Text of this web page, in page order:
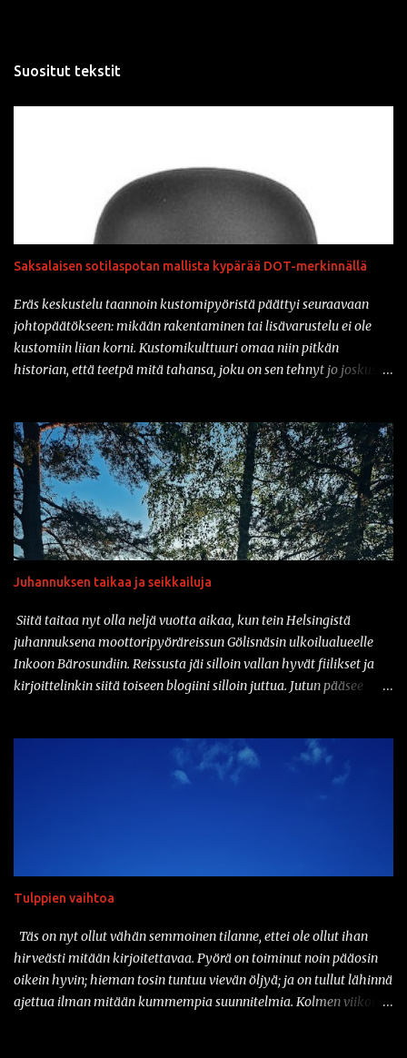
Suositut tekstit
Saksalaisen sotilaspotan mallista kypärää DOT-merkinnällä
Eräs keskustelu taannoin kustomipyöristä päättyi seuraavaan
johtopäätökseen: mikään rakentaminen tai lisävarustelu ei ole
kustomiin liian korni. Kustomikulttuuri omaa niin pitkän
historian, että teetpä mitä tahansa, joku on sen tehnyt jo joskus
parin vuoden sisään nähtyä mm. prätkäliivi, mikä oli päällystetty
kokonaan kaljatölkin avausklipsuilla ja muuta vastaavaa.
Natsikypärä on ollut varsinkin sarjakuvissa ja pilapiirroksissa
varsin tyypillinen päähine klisheisillä moottoripyöräkerholaisilla.
Suomessa sotilaspotassa ajaminen ei kuitenkaan ole ollut
luvallista kypärien turvastandardien takia. Mutta nyt asiaan on
saatavilla korjausta: amerikkalainen Iron Horse Helmets
valmistaa nimittäin klassisen Stahlhelmen muotoa jäljittelevää
päivänähän myös DOT kelpaa täällä suomessa. Vaikka tuo
kyseinen...
Juhannuksen taikaa ja seikkailuja
Siitä taitaa nyt olla neljä vuotta aikaa, kun tein Helsingistä
juhannuksena moottoripyöräreissun Gölisnäsin ulkoilualueelle
Inkoon Bärosundiin. Reissusta jäi silloin vallan hyvät fiilikset ja
kirjoittelinkin siitä toiseen blogiini silloin juttua. Jutun pääsee
golisnasiin.html Hieman tän taannoisen seikkailun innoittamana
ajattelinkin aloittaa juhannuksen pakkaamalla pyörän kyytiin
polun varressa. Matkaa kotoa tuonne laavulle on sellaiset
viitisenkymmentä kilometriä, joten mistään älyttömän pitkästä
minkään laista tarvaratelinettä. No, kamat rinkkaan ja rinkka
selkään. Toki se on hieman sitten raskasta käsi...
Tulppien vaihtoa
Täs on nyt ollut vähän semmoinen tilanne, ettei ole ollut ihan
hirveästi mitään kirjoitettavaa. Pyörä on toiminut noin pääosin
oikein hyvin; hieman tosin tuntuu vievän öljyä; ja on tullut lähinnä
ajettua ilman mitään kummempia suunnitelmia. Kolmen viikon